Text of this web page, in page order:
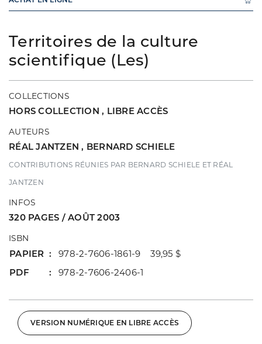
Territoires de la culture
scientifique (Les)
COLLECTIONS
HORS COLLECTION , LIBRE ACCÈS
AUTEURS
RÉAL JANTZEN, BERNARD SCHIELE
CONTRIBUTIONS RÉUNIES PAR BERNARD SCHIELE ET RÉAL
JANTZEN
INFOS
320 PAGES / AOÛT 2003
ISBN
PAPIER
978-2-7606-1861-9 39,95 $
PDF
978-2-7606-2406-1
VERSION NUMÉRIQUE EN LIBRE ACCÈS